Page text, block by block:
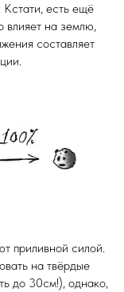
Кстати, есть ещё
влияет на землю,
составляет
приливной силой.
на твёрдые
до 30см!), однако,